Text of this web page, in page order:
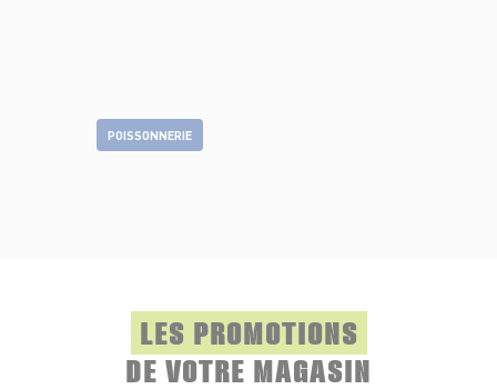
POISSONNERIE
LES PROMOTIONS
DE VOTRE MAGASIN